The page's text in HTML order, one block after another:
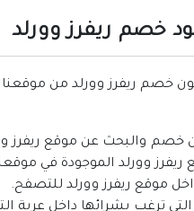
خصم ريفرز وورلد
خصم ريفرز وورلد من
خصم والبحث عن موقع ريفرز
وورلد الموجودة في
موقع ريفرز وورلد للتصفح.
التي ترغب بشرائها داخل عربة